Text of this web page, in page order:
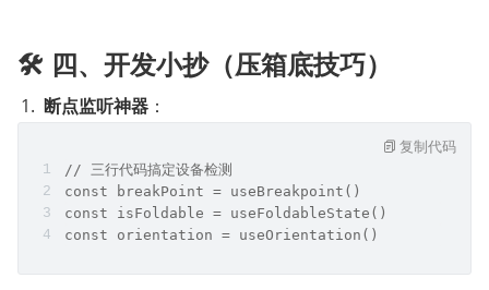
🛠️ 四、开发小抄（压箱底技巧）
断点监听神器 ：
// 三行代码搞定设备检测
const breakPoint = useBreakpoint()
const isFoldable = useFoldableState()
const orientation = useOrientation()
复制代码